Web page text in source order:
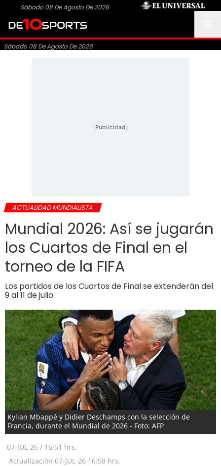
Sábado 08 De Agosto De 2026
Sábado 08 De Agosto De 2026
[Publicidad]
ACTUALIDAD MUNDIALISTA
Mundial 2026: Así se jugarán
los Cuartos de Final en el
torneo de la FIFA
Los partidos de los Cuartos de Final se extenderán del
9 al 11 de julio
Kylian Mbappé y Didier Deschamps con la selección de
Francia, durante el Mundial de 2026 - Foto: AFP
07-JUL-26 / 16:51 hrs.
Actualización 07-JUL-26 16:58 hrs.